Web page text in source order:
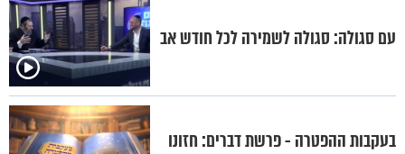
עם סגולה: סגולה לשמירה לכל חודש אב
בעקבות ההפטרה - פרשת דברים: חזונו